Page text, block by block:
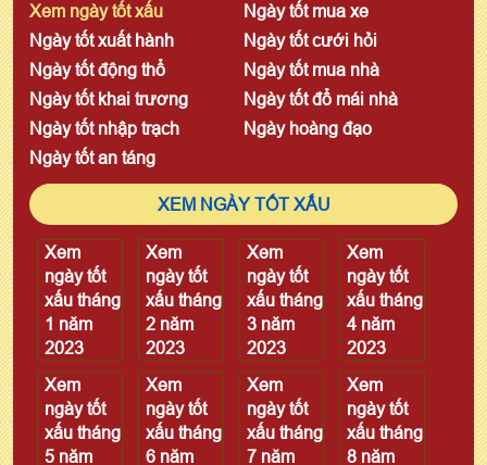
Xem ngày tốt xấu
Ngày tốt mua xe
Ngày tốt xuất hành
Ngày tốt cưới hỏi
Ngày tốt động thổ
Ngày tốt mua nhà
Ngày tốt khai trương
Ngày tốt đổ mái nhà
Ngày tốt nhập trạch
Ngày hoàng đạo
Ngày tốt an táng
XEM NGÀY TỐT XẤU
Xem
ngày tốt
xấu tháng
1 năm
2023
Xem
ngày tốt
xấu tháng
2 năm
2023
Xem
ngày tốt
xấu tháng
3 năm
2023
Xem
ngày tốt
xấu tháng
4 năm
2023
Xem
ngày tốt
xấu tháng
5 năm
Xem
ngày tốt
xấu tháng
6 năm
Xem
ngày tốt
xấu tháng
7 năm
Xem
ngày tốt
xấu tháng
8 năm